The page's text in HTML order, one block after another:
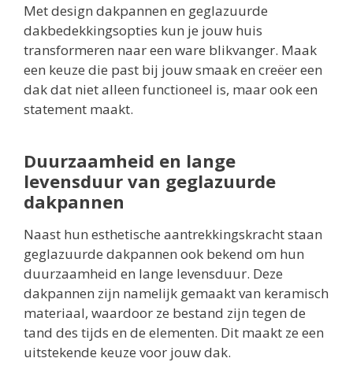
Met design dakpannen en geglazuurde
dakbedekkingsopties kun je jouw huis
transformeren naar een ware blikvanger. Maak
een keuze die past bij jouw smaak en creëer een
dak dat niet alleen functioneel is, maar ook een
statement maakt.
Duurzaamheid en lange
levensduur van geglazuurde
dakpannen
Naast hun esthetische aantrekkingskracht staan
geglazuurde dakpannen ook bekend om hun
duurzaamheid en lange levensduur. Deze
dakpannen zijn namelijk gemaakt van keramisch
materiaal, waardoor ze bestand zijn tegen de
tand des tijds en de elementen. Dit maakt ze een
uitstekende keuze voor jouw dak.